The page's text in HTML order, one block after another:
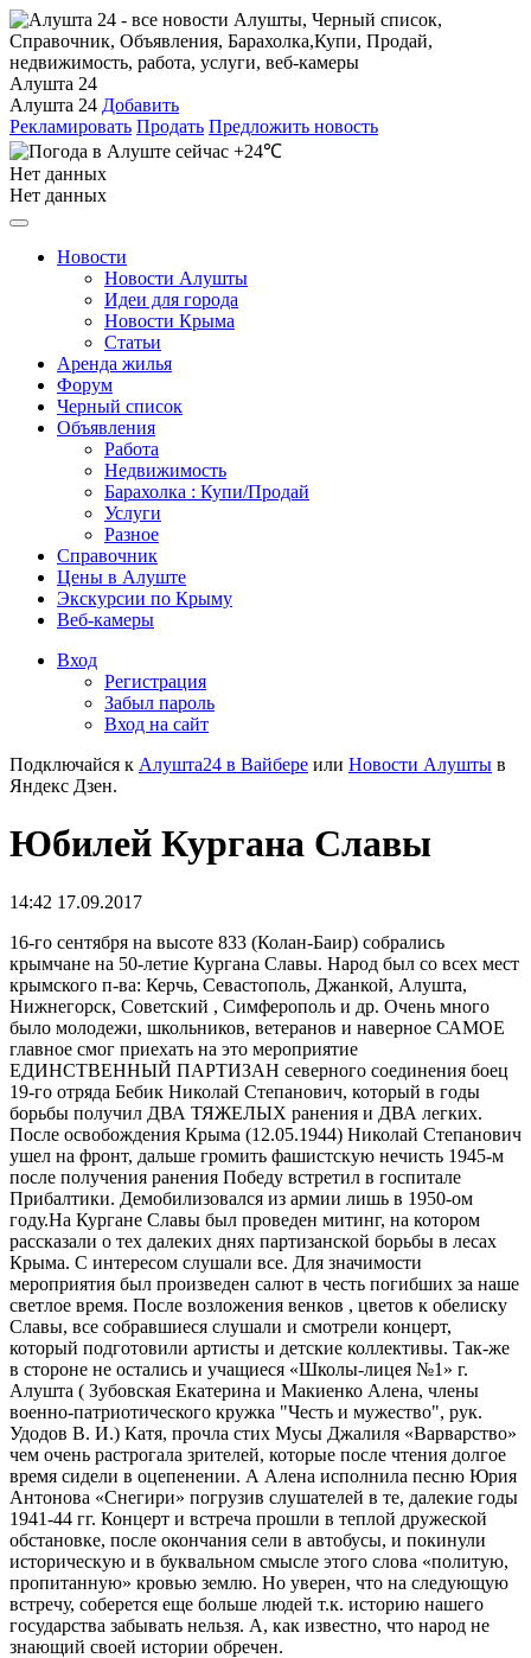
Алушта 24
Алушта 24 Добавить
Рекламировать Продать Предложить новость
+24℃
Нет данных
Нет данных
Новости
Новости Алушты
Идеи для города
Новости Крыма
Статьи
Аренда жилья
Форум
Черный список
Объявления
Работа
Недвижимость
Барахолка : Купи/Продай
Услуги
Разное
Справочник
Цены в Алуште
Экскурсии по Крыму
Веб-камеры
Вход
Регистрация
Забыл пароль
Вход на сайт
Подключайся к Алушта24 в Вайбере или Новости Алушты в
Яндекс Дзен.
Юбилей Кургана Славы
14:42 17.09.2017
16-го сентября на высоте 833 (Колан-Баир) собрались
крымчане на 50-летие Кургана Славы. Народ был со всех мест
крымского п-ва: Керчь, Севастополь, Джанкой, Алушта,
Нижнегорск, Советский , Симферополь и др. Очень много
было молодежи, школьников, ветеранов и наверное САМОЕ
главное смог приехать на это мероприятие
ЕДИНСТВЕННЫЙ ПАРТИЗАН северного соединения боец
19-го отряда Бебик Николай Степанович, который в годы
борьбы получил ДВА ТЯЖЕЛЫХ ранения и ДВА легких.
После освобождения Крыма (12.05.1944) Николай Степанович
ушел на фронт, дальше громить фашистскую нечисть 1945-м
после получения ранения Победу встретил в госпитале
Прибалтики. Демобилизовался из армии лишь в 1950-ом
году.На Кургане Славы был проведен митинг, на котором
рассказали о тех далеких днях партизанской борьбы в лесах
Крыма. С интересом слушали все. Для значимости
мероприятия был произведен салют в честь погибших за наше
светлое время. После возложения венков , цветов к обелиску
Славы, все собравшиеся слушали и смотрели концерт,
который подготовили артисты и детские коллективы. Так-же
в стороне не остались и учащиеся «Школы-лицея №1» г.
Алушта ( Зубовская Екатерина и Макиенко Алена, члены
военно-патриотического кружка "Честь и мужество", рук.
Удодов В. И.) Катя, прочла стих Мусы Джалиля «Варварство»
чем очень растрогала зрителей, которые после чтения долгое
время сидели в оцепенении. А Алена исполнила песню Юрия
Антонова «Снегири» погрузив слушателей в те, далекие годы
1941-44 гг. Концерт и встреча прошли в теплой дружеской
обстановке, после окончания сели в автобусы, и покинули
историческую и в буквальном смысле этого слова «политую,
пропитанную» кровью землю. Но уверен, что на следующую
встречу, соберется еще больше людей т.к. историю нашего
государства забывать нельзя. А, как известно, что народ не
знающий своей истории обречен.